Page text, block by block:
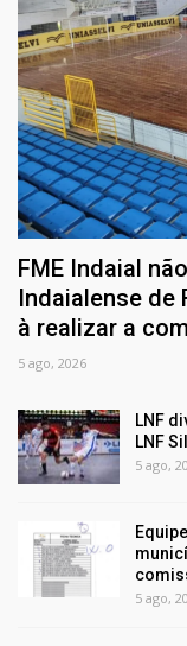
FME Indaial
Indaialense de
à realizar a
5 ago, 2026
LNF
LNF
5 ago,
5 ago,